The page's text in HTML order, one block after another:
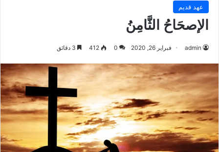
عهد قديم
الإصحَاحُ الثَّامِنُ
admin فبراير 26, 2020 0
412